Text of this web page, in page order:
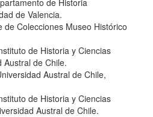
de Valencia.
de Colecciones Museo Histórico
de Historia y Ciencias
Austral de Chile.
Austral de Chile,
de Historia y Ciencias
Austral de Chile.